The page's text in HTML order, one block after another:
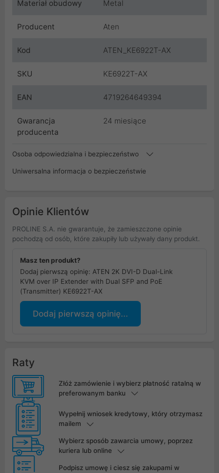
Materiał obudowy Metal
Producent Aten
Kod ATEN_KE6922T-AX
SKU KE6922T-AX
EAN 4719264649394
Gwarancja
producenta
24 miesiące
Osoba odpowiedzialna i bezpieczeństwo
Uniwersalna informacja o bezpieczeństwie
Opinie Klientów
PROLINE S.A. nie gwarantuje, że zamieszczone opinie
pochodzą od osób, które zakupiły lub używały dany produkt.
Masz ten produkt?
Dodaj pierwszą opinię: ATEN 2K DVI-D Dual-Link
KVM over IP Extender with Dual SFP and PoE
(Transmitter) KE6922T-AX
Dodaj pierwszą opinię...
Raty
Złóż zamówienie i wybierz płatność ratalną w
preferowanym banku
Wypełnij wniosek kredytowy, który otrzymasz
mailem
Wybierz sposób zawarcia umowy, poprzez
kuriera lub online
Podpisz umowę i ciesz się zakupami w